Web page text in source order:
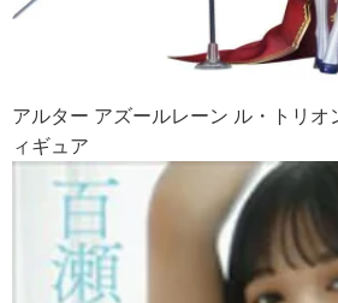
アルター アズールレーン ル・トリオ
ィギュア